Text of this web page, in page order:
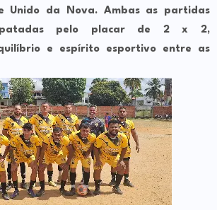
Unido da Nova. Ambas as partidas
pelo placar de 2 x 2,
e espírito esportivo entre as